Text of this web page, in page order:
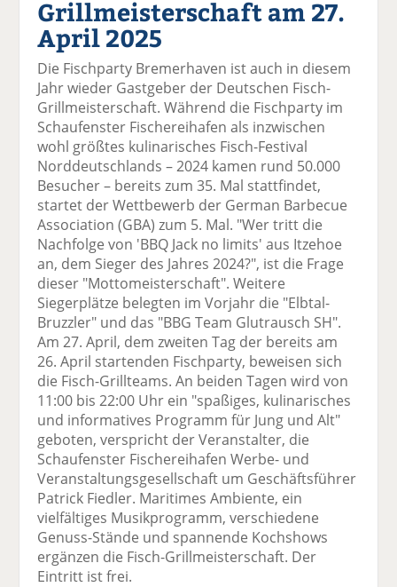
el
a
F
ac
e
b
o
o
k
te
il
e
n
el
t
tt
er
n
el
a
Li
n
k
e
di
n
te
il
e
n
el
p
E
m
ai
l
er
n
e
n
D
ck
n
Grillmeisterschaft am 27.
April 2025
Die Fischparty Bremerhaven ist auch in diesem
Jahr wieder Gastgeber der Deutschen Fisch-
Grillmeisterschaft. Während die Fischparty im
Schaufenster Fischereihafen als inzwischen
wohl größtes kulinarisches Fisch-Festival
Norddeutschlands – 2024 kamen rund 50.000
Besucher – bereits zum 35. Mal stattfindet,
startet der Wettbewerb der German Barbecue
Association (GBA) zum 5. Mal. "Wer tritt die
Nachfolge von 'BBQ Jack no limits' aus Itzehoe
an, dem Sieger des Jahres 2024?", ist die Frage
dieser "Mottomeisterschaft". Weitere
Siegerplätze belegten im Vorjahr die "Elbtal-
Bruzzler" und das "BBG Team Glutrausch SH".
Am 27. April, dem zweiten Tag der bereits am
26. April startenden Fischparty, beweisen sich
die Fisch-Grillteams. An beiden Tagen wird von
11:00 bis 22:00 Uhr ein "spaßiges, kulinarisches
und informatives Programm für Jung und Alt"
geboten, verspricht der Veranstalter, die
Schaufenster Fischereihafen Werbe- und
Veranstaltungsgesellschaft um Geschäftsführer
Patrick Fiedler. Maritimes Ambiente, ein
vielfältiges Musikprogramm, verschiedene
Genuss-Stände und spannende Kochshows
ergänzen die Fisch-Grillmeisterschaft. Der
Eintritt ist frei.